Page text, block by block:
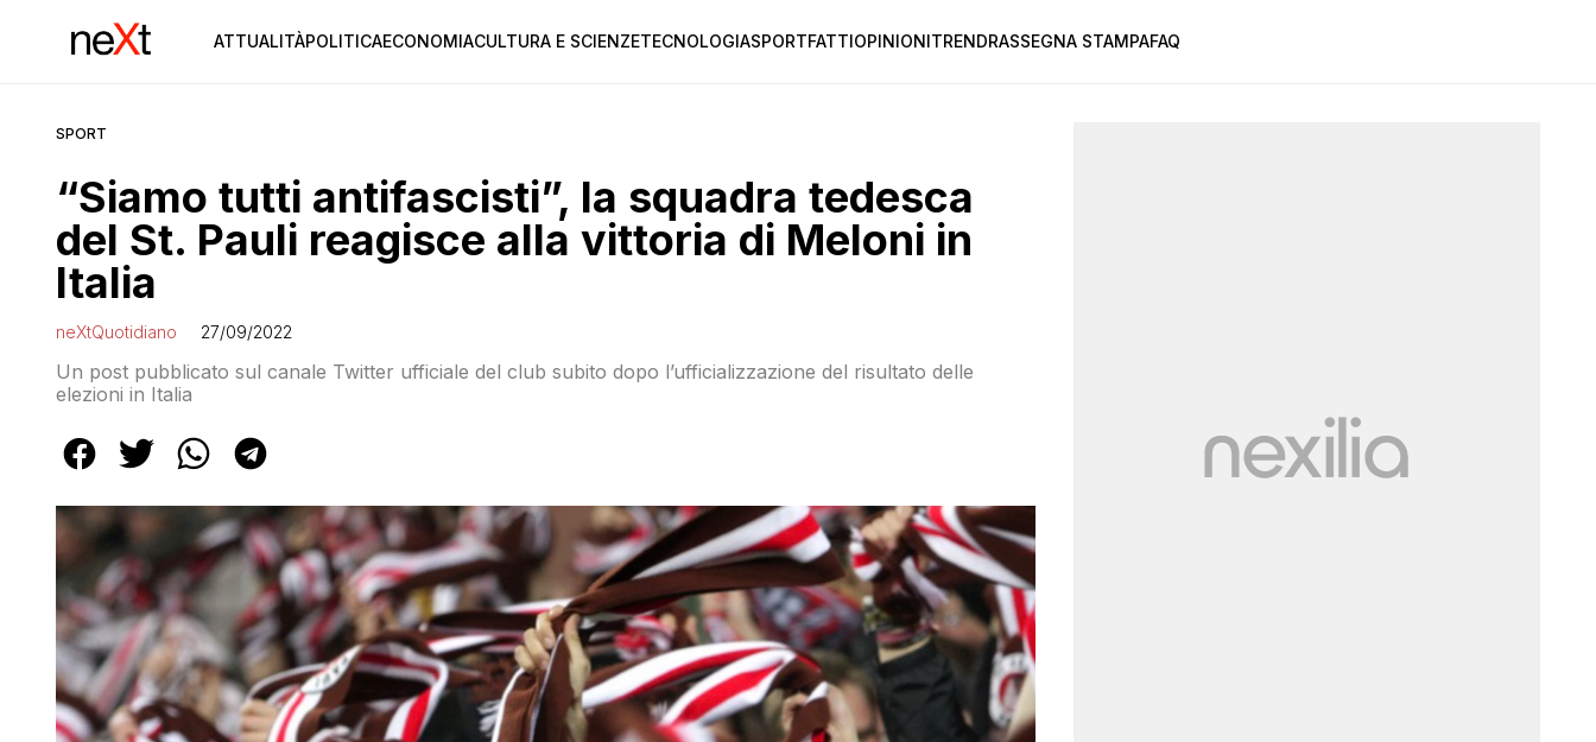
ATTUALITÀPOLITICAECONOMIACULTURA E SCIENZETECNOLOGIASPORTFATTIOPINIONITRENDRASSEGNA STAMPAFAQ
SPORT
“Siamo tutti antifascisti”, la squadra tedesca
del St. Pauli reagisce alla vittoria di Meloni in
Italia
neXtQuotidiano 27/09/2022
Un post pubblicato sul canale Twitter ufficiale del club subito dopo l’ufficializzazione del risultato delle
elezioni in Italia